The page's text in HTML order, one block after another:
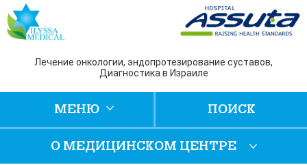
Лечение онкологии, эндопротезирование суставов,
Диагностика в Израиле
ПОИСК
МЕНЮ
О МЕДИЦИНСКОМ ЦЕНТРЕ